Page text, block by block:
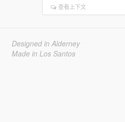
查看上下文
Designed in Alderney
Made in Los Santos